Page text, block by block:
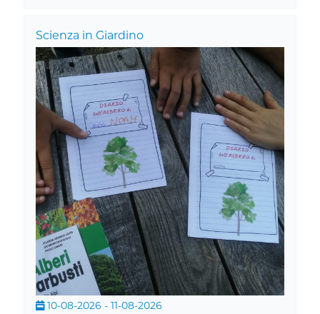
Scienza in Giardino
10-08-2026 - 11-08-2026